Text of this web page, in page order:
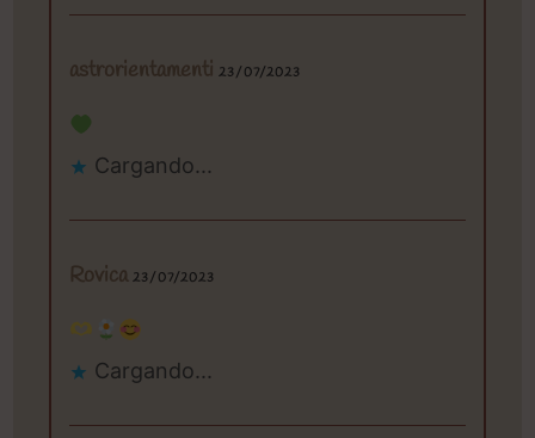
astrorientamenti 23/07/2023
Cargando...
Rovica 23/07/2023
Cargando...